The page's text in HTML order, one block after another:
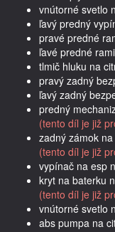
vnútorné svetlo
ľavý predný
pravé predné
ľavé predné
tlmič hluku na
pravý zadný
ľavý zadný
predný
(tento díl je již
zadný zámok
(tento díl je již
vypínač na esp
kryt na baterku
(tento díl je již
vnútorné svetlo
abs pumpa na